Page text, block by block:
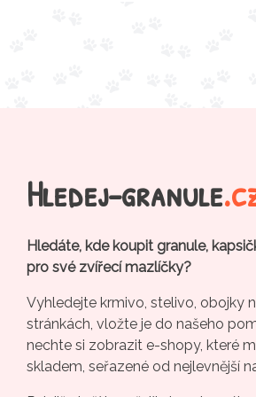
Hledej-granule
Hledáte, kde koupit granule,
pro své zvířecí mazlíčky?
Vyhledejte krmivo, stelivo, obojky
stránkách, vložte je do našeho
nechte si zobrazit e-shopy, které
skladem, seřazené od nejlevnější